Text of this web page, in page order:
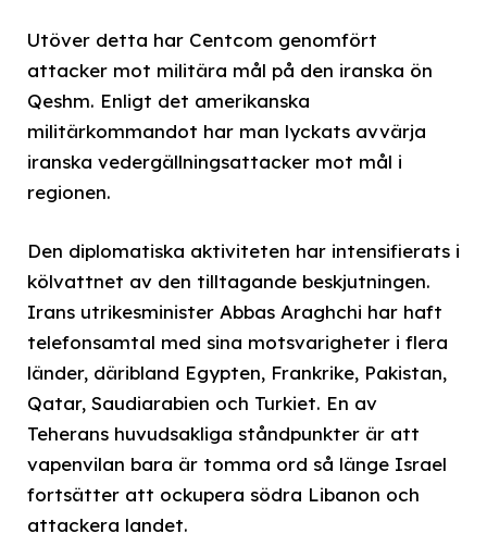
Utöver detta har Centcom genomfört
attacker mot militära mål på den iranska ön
Qeshm. Enligt det amerikanska
militärkommandot har man lyckats avvärja
iranska vedergällningsattacker mot mål i
regionen.
Den diplomatiska aktiviteten har intensifierats i
kölvattnet av den tilltagande beskjutningen.
Irans utrikesminister Abbas Araghchi har haft
telefonsamtal med sina motsvarigheter i flera
länder, däribland Egypten, Frankrike, Pakistan,
Qatar, Saudiarabien och Turkiet. En av
Teherans huvudsakliga ståndpunkter är att
vapenvilan bara är tomma ord så länge Israel
fortsätter att ockupera södra Libanon och
attackera landet.